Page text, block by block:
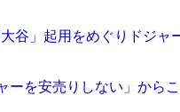
谷」起用をめぐりドジャ
ーを安売りしない」から